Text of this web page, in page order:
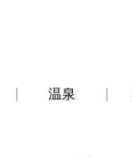
温泉